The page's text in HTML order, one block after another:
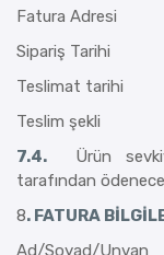
Fatura Adresi
Sipariş Tarihi
Teslimat tarihi
Teslim şekli
7.4. Ürün
tarafından
8. FATURA
Ad/Soyad/Unvan